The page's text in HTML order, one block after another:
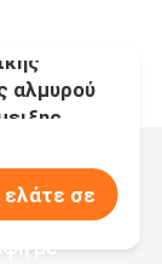
αλμυρού
σε
με